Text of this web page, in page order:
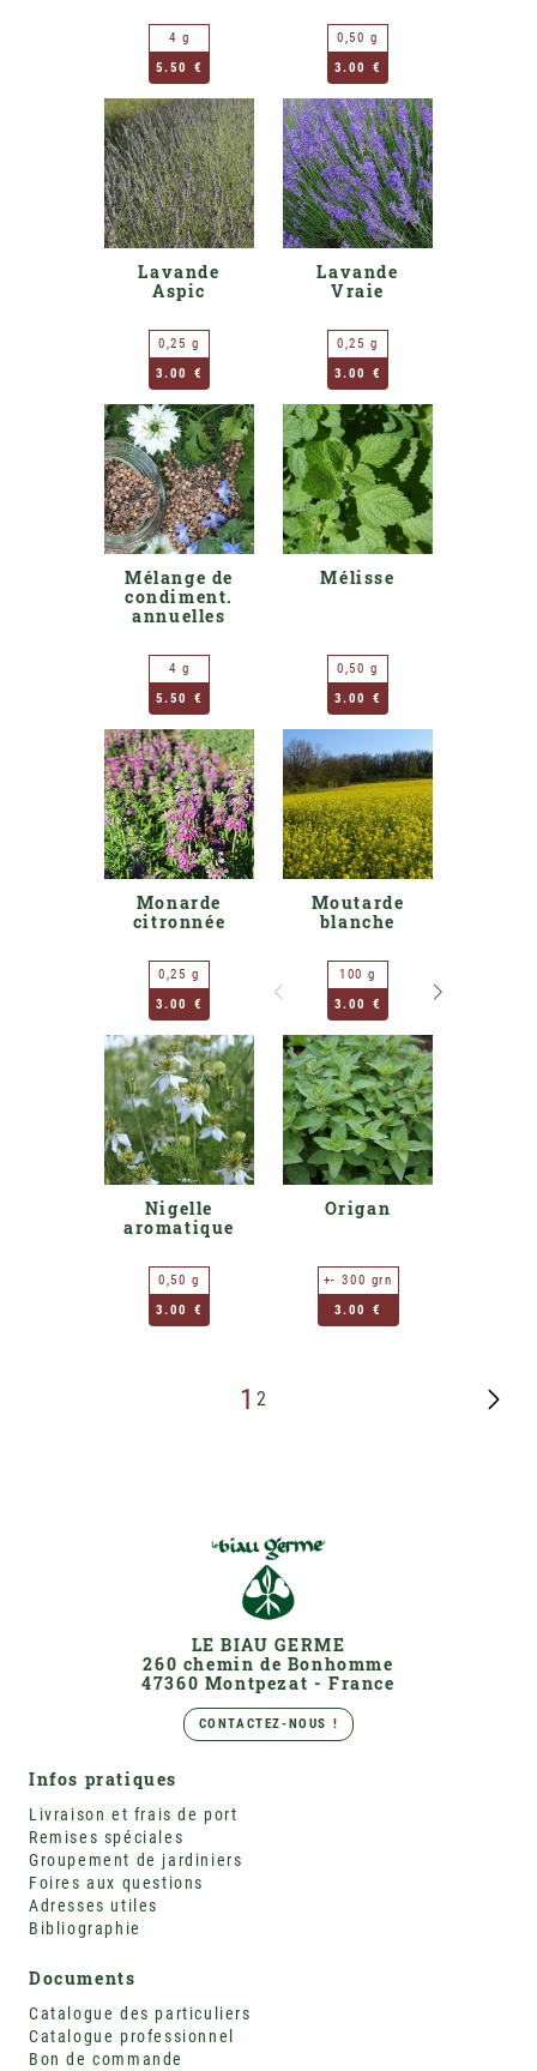
4 g
5.50 €
0,50 g
3.00 €
Lavande
Aspic
0,25 g
3.00 €
Lavande
Vraie
0,25 g
3.00 €
Mélange de
condiment.
annuelles
4 g
5.50 €
Mélisse
0,50 g
3.00 €
Monarde
citronnée
0,25 g
3.00 €
Moutarde
blanche
100 g
3.00 €
Nigelle
aromatique
0,50 g
3.00 €
Origan
+- 300 grn
3.00 €
1 2
LE BIAU GERME
260 chemin de Bonhomme
47360 Montpezat - France
CONTACTEZ-NOUS !
Infos pratiques
Livraison et frais de port
Remises spéciales
Groupement de jardiniers
Foires aux questions
Adresses utiles
Bibliographie
Documents
Catalogue des particuliers
Catalogue professionnel
Bon de commande